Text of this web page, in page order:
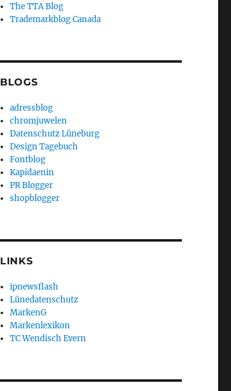
The TTA Blog
Trademarkblog Canada
BLOGS
adressblog
chromjuwelen
Datenschutz Lüneburg
Design Tagebuch
Fontblog
Kapidaenin
PR Blogger
shopblogger
LINKS
ipnewsflash
Lünedatenschutz
MarkenG
Markenlexikon
TC Wendisch Evern